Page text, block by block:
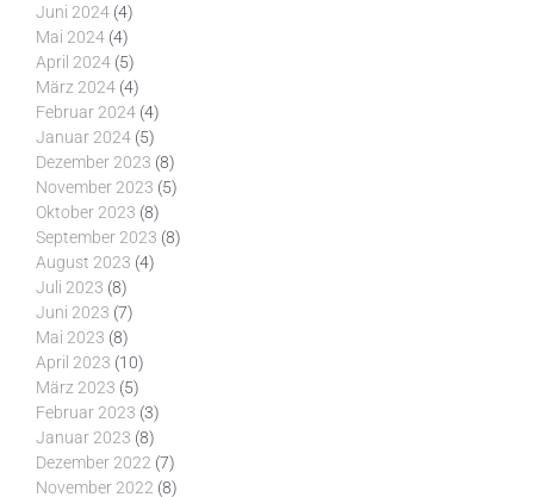
Juni 2024 (4)
Mai 2024 (4)
April 2024 (5)
März 2024 (4)
Februar 2024 (4)
Januar 2024 (5)
Dezember 2023 (8)
November 2023 (5)
Oktober 2023 (8)
September 2023 (8)
August 2023 (4)
Juli 2023 (8)
Juni 2023 (7)
Mai 2023 (8)
April 2023 (10)
März 2023 (5)
Februar 2023 (3)
Januar 2023 (8)
Dezember 2022 (7)
November 2022 (8)